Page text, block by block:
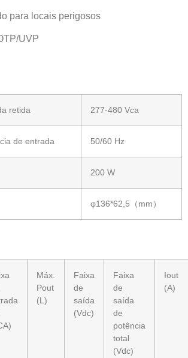
para locais perigosos
UVP
retida 277-480 Vca
de entrada 50/60 Hz
200 W
φ136*62,5（mm）
Máx.
Pout
(L)
Faixa
de
saída
(Vdc)
Faixa
de
saída
de
potência
total
(Vdc)
Iout
(A)